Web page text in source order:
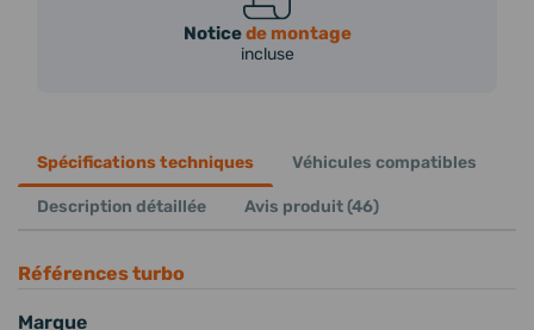
Noticede montage
incluse
Spécifications techniques Véhicules compatibles
Description détaillée Avis produit (46)
Références turbo
Marque